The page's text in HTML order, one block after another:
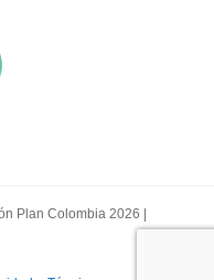
Plan Colombia 2026 |